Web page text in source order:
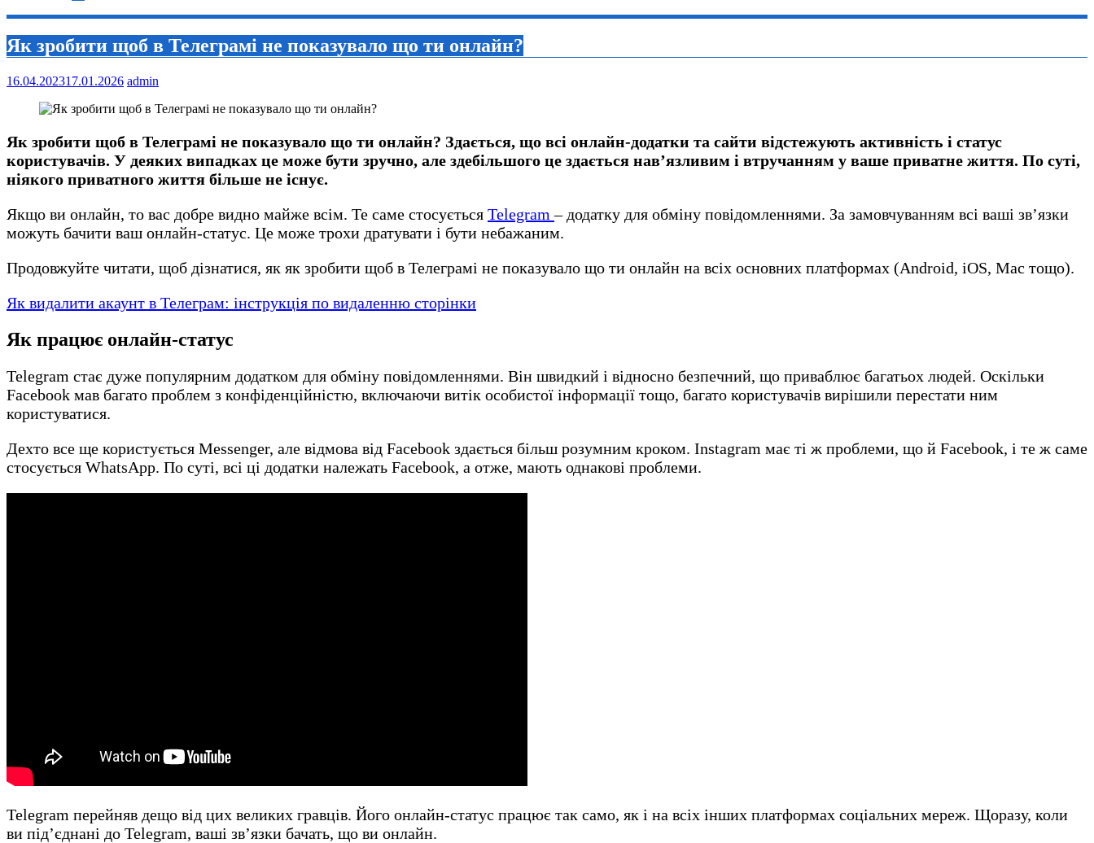
Як зробити щоб в Телеграмі не показувало що ти онлайн?
16.04.202317.01.2026 admin
Як зробити щоб в Телеграмі не показувало що ти онлайн? Здається, що всі онлайн-додатки та сайти відстежують активність і статус
користувачів. У деяких випадках це може бути зручно, але здебільшого це здається нав’язливим і втручанням у ваше приватне життя. По суті,
ніякого приватного життя більше не існує.
Якщо ви онлайн, то вас добре видно майже всім. Те саме стосується Telegram– додатку для обміну повідомленнями. За замовчуванням всі ваші зв’язки
можуть бачити ваш онлайн-статус. Це може трохи дратувати і бути небажаним.
Продовжуйте читати, щоб дізнатися, як як зробити щоб в Телеграмі не показувало що ти онлайн на всіх основних платформах (Android, iOS, Mac тощо).
Як видалити акаунт в Телеграм: інструкція по видаленню сторінки
Як працює онлайн-статус
Telegram стає дуже популярним додатком для обміну повідомленнями. Він швидкий і відносно безпечний, що приваблює багатьох людей. Оскільки
Facebook мав багато проблем з конфіденційністю, включаючи витік особистої інформації тощо, багато користувачів вирішили перестати ним
користуватися.
Дехто все ще користується Messenger, але відмова від Facebook здається більш розумним кроком. Instagram має ті ж проблеми, що й Facebook, і те ж саме
стосується WhatsApp. По суті, всі ці додатки належать Facebook, а отже, мають однакові проблеми.
Telegram перейняв дещо від цих великих гравців. Його онлайн-статус працює так само, як і на всіх інших платформах соціальних мереж. Щоразу, коли
ви під’єднані до Telegram, ваші зв’язки бачать, що ви онлайн.